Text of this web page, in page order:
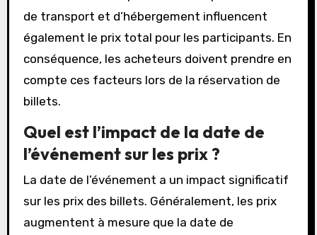
de transport et d’hébergement influencent
également le prix total pour les participants. En
conséquence, les acheteurs doivent prendre en
compte ces facteurs lors de la réservation de
billets.
Quel est l’impact de la date de
l’événement sur les prix ?
La date de l’événement a un impact significatif
sur les prix des billets. Généralement, les prix
augmentent à mesure que la date de